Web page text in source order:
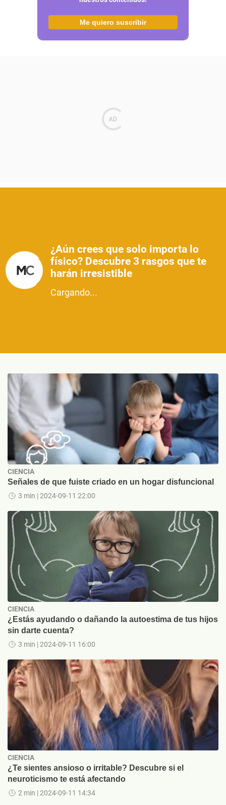
Me quiero suscribir
¿Aún crees que solo importa lo
físico? Descubre 3 rasgos que te
harán irresistible
Cargando...
CIENCIA
Señales de que fuiste criado en un hogar disfuncional
3 min | 2024-09-11 22:00
CIENCIA
¿Estás ayudando o dañando la autoestima de tus hijos
sin darte cuenta?
3 min | 2024-09-11 16:00
CIENCIA
¿Te sientes ansioso o irritable? Descubre si el
neuroticismo te está afectando
2 min | 2024-09-11 14:34